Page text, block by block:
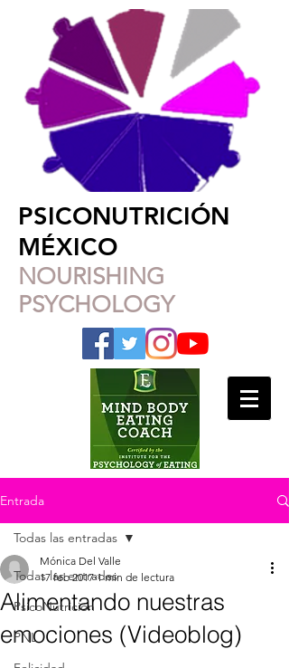
PSICONUTRICIÓN
MÉXICO
NOURISHING
PSYCHOLOGY
Entrada
Todas las entradas
PsicoNutrición
PNL
Todas las entradas
Alimentando nuestras
emociones (Videoblog)
Mónica Del Valle
17 feb 2017 1 min de lectura